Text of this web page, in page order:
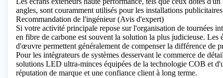
angles, sont couramment utilisés pour les installations
Recommandation de l'ingénieur (Avis d'expert)
Si votre activité principale repose sur l'organisation de tournées
en fibre de carbone est souvent la solution la plus judicieuse. Les
d'œuvre permettent généralement de compenser la différence de
Pour les intégrateurs de systèmes desservant le commerce de
solutions LED ultra-minces équipées de la technologie COB et
réputation de marque et une confiance client à long terme.